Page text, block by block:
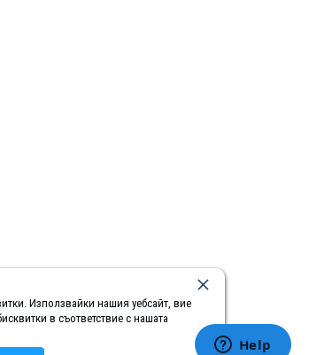
Използвайки нашия уебсайт, вие
в съответствие с нашата